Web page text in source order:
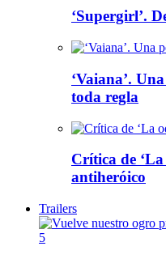
‘Supergirl’.
‘Vaiana’.
toda regla
Crítica de
antiheróico
Trailers